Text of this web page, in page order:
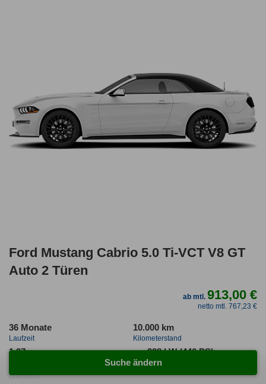
Ford Mustang Cabrio 5.0 Ti-VCT V8 GT
Auto 2 Türen
ab mtl. 913,00 €
netto mtl. 767,23 €
36 Monate
Laufzeit
10.000 km
Kilometerstand
1.27 ca. 328 kW (446 PS)
Leistung
Benzin
Suche ändern